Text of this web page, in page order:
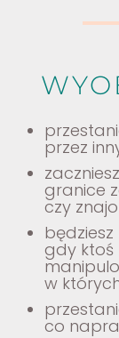
przez
granice
czy
gdy ktoś
w
co